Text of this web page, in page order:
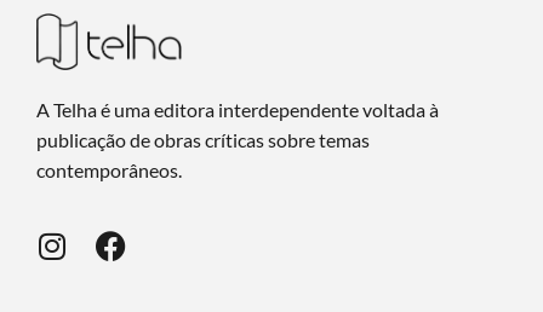
A Telha é uma editora interdependente voltada à
publicação de obras críticas sobre temas
contemporâneos.